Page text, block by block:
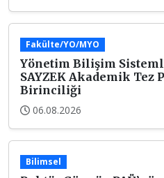
Fakülte/YO/MYO
Yönetim Bilişim
SAYZEK Akademik Tez
Birinciliği
06.08.2026
Bilimsel